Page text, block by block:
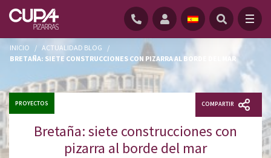
INICIO / ACTUALIDAD BLOG
/
BRETAÑA: SIETE CONSTRUCCIONES CON PIZARRA AL BORDE DEL MAR
PROYECTOS COMPARTIR
Bretaña: siete construcciones con
pizarra al borde del mar